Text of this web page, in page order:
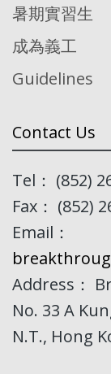
暑期實習生
成為義工
Guidelines
Contact Us
Tel： (852)
Fax： (852)
Email：
Address：
No. 33 A
N.T., Hong